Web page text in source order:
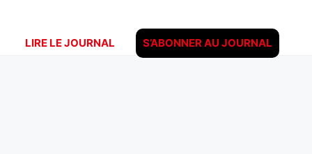
LIRE LE JOURNAL S’ABONNER AU JOURNAL